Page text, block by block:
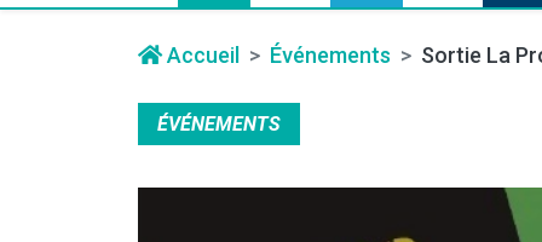
Accueil Événements Sortie La
ÉVÉNEMENTS